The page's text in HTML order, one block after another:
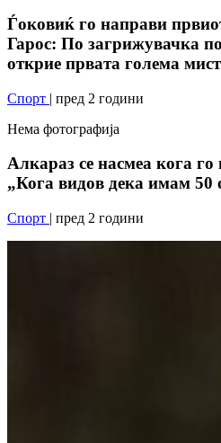
Ѓоковиќ го направи
Гарос: По загрижувачка
открие првата голема
Спорт | пред 2 години
Нема фотографија
Алкараз се насмеа кога
„Кога видов дека имам 50
Спорт | пред 2 години